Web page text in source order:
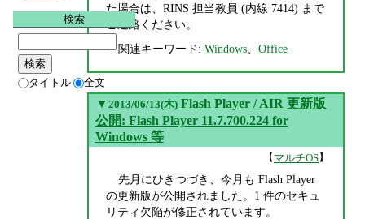
た場合は、RINS 担当教員 (内線 7414) まで
ご連絡ください。
関連キーワード: Windows、 Office
▼ 2013/06/13(木) Flash Player / AIR 更新版
公開: Flash Player 11.7.700.224 for
Windows 等
【 マルチOS】
先月にひきつづき、今月も Flash Player
の更新版が公開されました。1 件のセキュ
リティ欠陥が修正されています。
検索
タイトル 全文